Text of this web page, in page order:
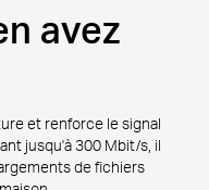
avez
et renforce le signal
jusqu'à 300 Mbit/s, il
de fichiers